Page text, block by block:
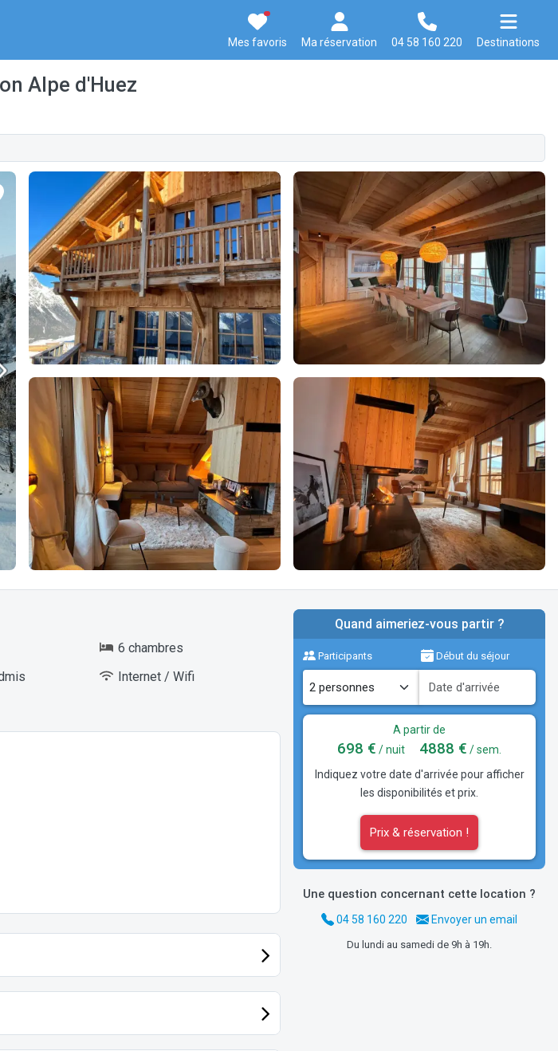
Mes favoris Ma réservation 04 58 160 220 Destinations
Alpe d'Huez
6 chambres
Internet / Wifi
Quand aimeriez-vous partir ?
Participants Début du séjour
A partir de
698 € / nuit 4888 € / sem.
Indiquez votre date d'arrivée pour afficher
les disponibilités et prix.
Prix & réservation !
Une question concernant cette location ?
04 58 160 220 Envoyer un email
Du lundi au samedi de 9h à 19h.